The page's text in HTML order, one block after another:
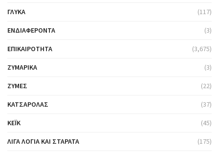
ΓΛΥΚΆ (117)
ΕΝΔΙΑΦΈΡΟΝΤΑ (3)
ΕΠΙΚΑΙΡΌΤΗΤΑ (3,675)
ΖΥΜΑΡΙΚΆ (3)
ΖΎΜΕΣ (22)
ΚΑΤΣΑΡΌΛΑΣ (37)
ΚΈΙΚ (45)
ΛΊΓΑ ΛΌΓΙΑ ΚΑΙ ΣΤΑΡΆΤΑ (175)